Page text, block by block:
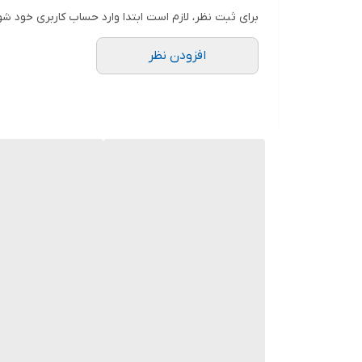
برای ثبت نظر، لازم است ابتدا وارد حساب کاربری خود
افزودن نظر